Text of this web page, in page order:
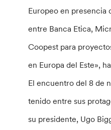
Europeo en presencia
entre Banca Etica,
Coopest para
en Europa del Este»,
El encuentro del 8 de
tenido entre sus
su presidente, Ugo